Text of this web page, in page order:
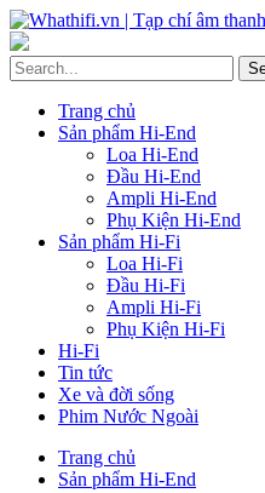
Trang chủ
Sản phẩm Hi-End
Loa Hi-End
Đầu Hi-End
Ampli Hi-End
Phụ Kiện Hi-End
Sản phẩm Hi-Fi
Loa Hi-Fi
Đầu Hi-Fi
Ampli Hi-Fi
Phụ Kiện Hi-Fi
Hi-Fi
Tin tức
Xe và đời sống
Phim Nước Ngoài
Trang chủ
Sản phẩm Hi-End